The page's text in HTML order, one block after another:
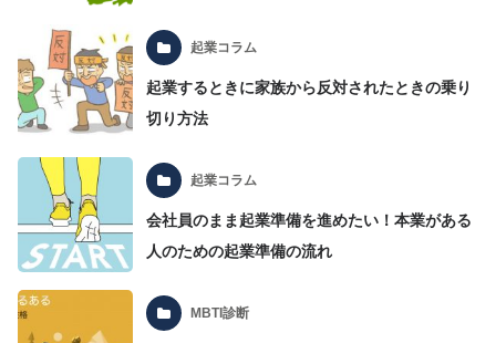
起業コラム
起業するときに家族から反対されたときの乗り
切り方法
起業コラム
会社員のまま起業準備を進めたい！本業がある
人のための起業準備の流れ
MBTI診断